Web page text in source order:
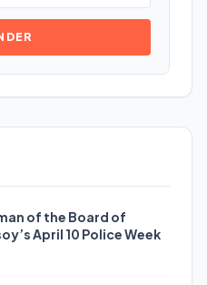
of the Board of
April 10 Police Week